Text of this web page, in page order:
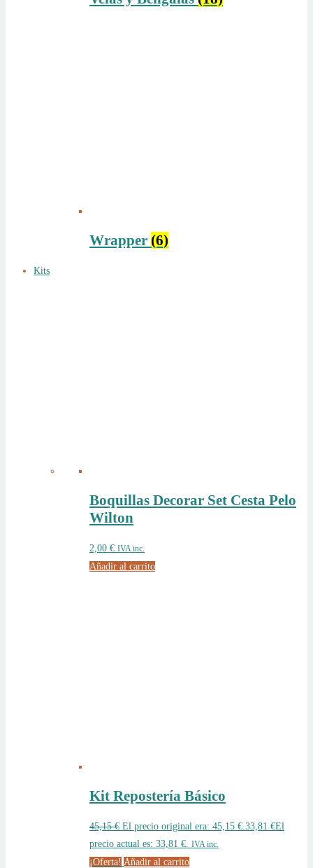
Wrapper (6)
Kits
Boquillas Decorar Set Cesta Pelo
Wilton
2,00 € IVA inc.
Añadir al carrito
Kit Repostería Básico
45,15€ El precio original era: 45,15 €. 33,81 €El
precio actual es: 33,81 €.
IVA inc.
¡Oferta! Añadir al carrito